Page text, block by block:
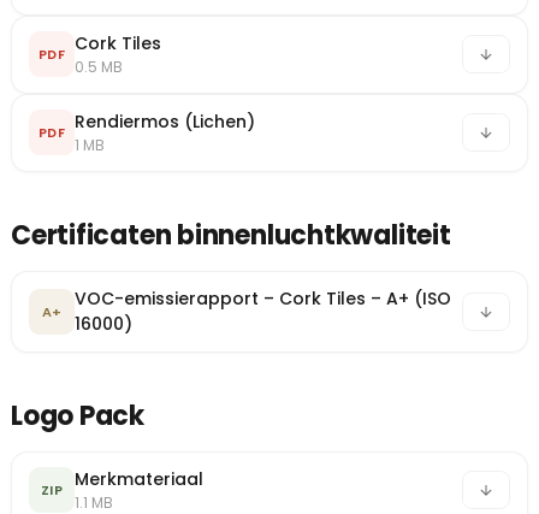
PDF Cork Tiles
0.5 MB
PDF Rendiermos (Lichen)
1 MB
Certificaten binnenluchtkwaliteit
A+
VOC-emissierapport – Cork Tiles – A+ (ISO
16000)
Logo Pack
ZIP Merkmateriaal
1.1 MB